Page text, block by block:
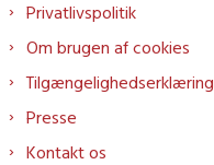
Privatlivspolitik
Om brugen af cookies
Tilgængelighedserklæring
Presse
Kontakt os